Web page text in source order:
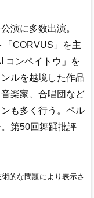
演に多数出演。
「CORVUS」を主
コンペイトウ」を
ルを越境した作品
楽家、合唱団など
も多く行う。ペル
第50回舞踊批評
的な問題により表示さ